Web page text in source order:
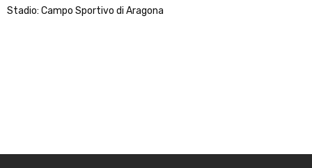
Stadio: Campo Sportivo di Aragona